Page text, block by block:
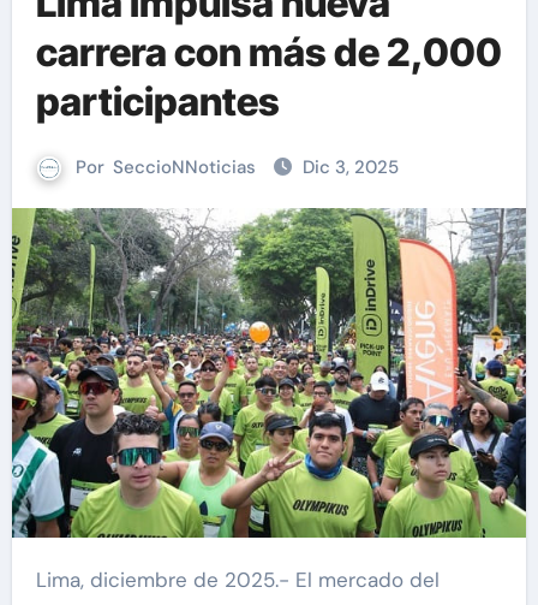
carrera con más de 2,000
participantes
Por SeccioNNoticias Dic 3, 2025
Lima, diciembre de 2025.- El mercado del